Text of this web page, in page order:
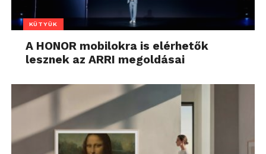
KÜTYÜK
A HONOR mobilokra is elérhetők
lesznek az ARRI megoldásai